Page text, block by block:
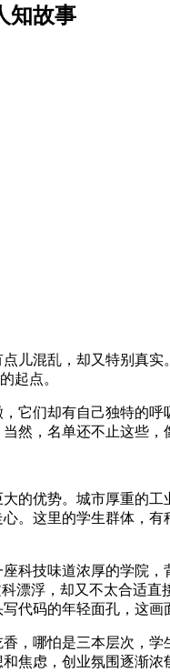
知故事
儿混乱，却又特别真
起点。
它们却有自己独特的
然，名单还不止这些
的优势。城市厚重的
。这里的学生群体，
科技味道浓厚的学院
漂浮，却又不太合适
代码的年轻面孔，这画
，哪怕是三本层次，
焦虑，创业氛围逐渐